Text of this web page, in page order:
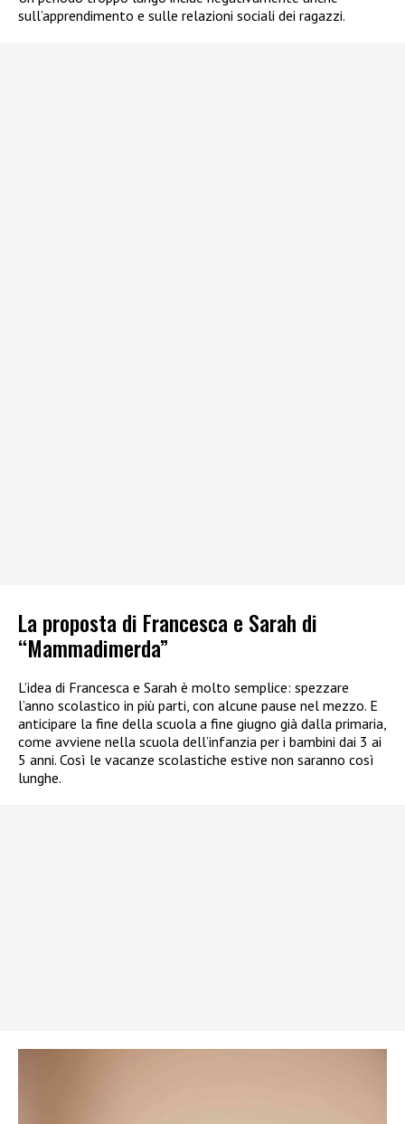
sull’apprendimento e sulle relazioni sociali dei ragazzi.
La proposta di Francesca e Sarah di
“Mammadimerda”
L’idea di Francesca e Sarah è molto semplice: spezzare
l’anno scolastico in più parti, con alcune pause nel mezzo. E
anticipare la fine della scuola a fine giugno già dalla primaria,
come avviene nella scuola dell’infanzia per i bambini dai 3 ai
5 anni. Così le vacanze scolastiche estive non saranno così
lunghe.